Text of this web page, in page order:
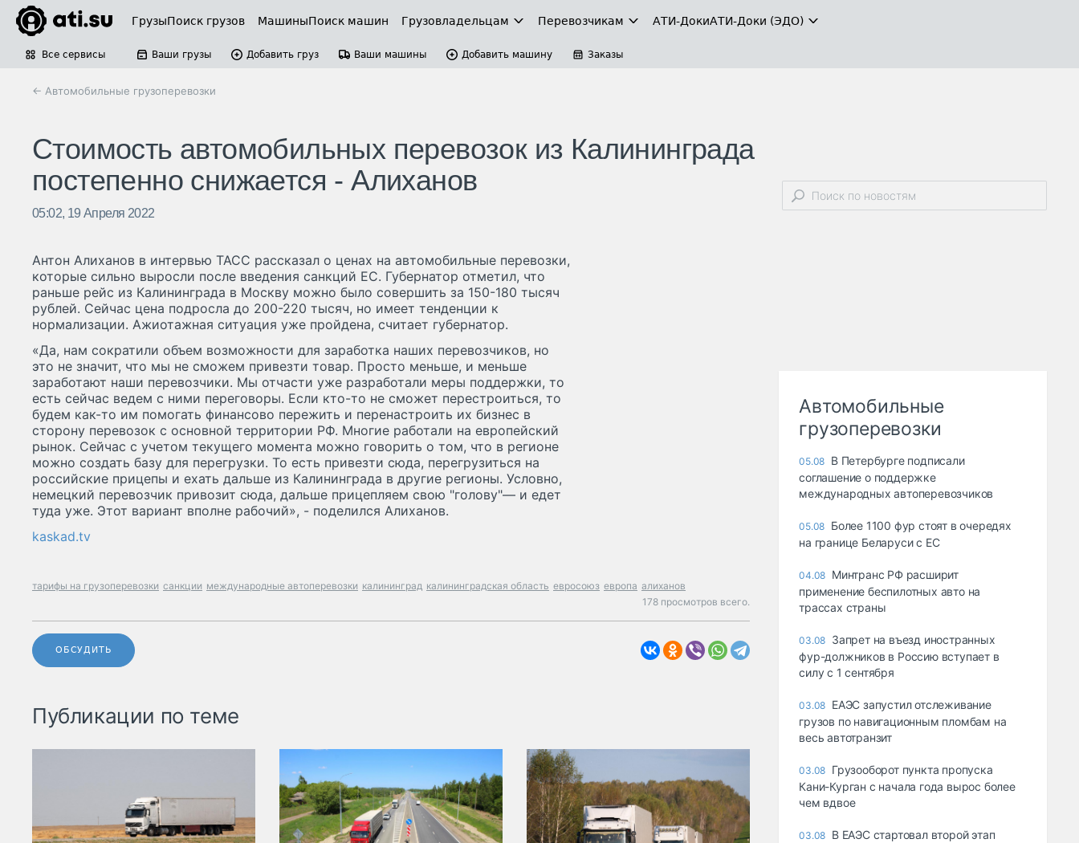
ГрузыПоиск грузов МашиныПоиск машин Грузовладельцам Перевозчикам АТИ-ДокиАТИ-Доки (ЭДО)
Все сервисы Ваши грузы Добавить груз Ваши машины Добавить машину Заказы
← Автомобильные грузоперевозки
Стоимость автомобильных перевозок из Калининграда
постепенно снижается - Алиханов
05:02, 19 Апреля 2022
Антон Алиханов в интервью ТАСС рассказал о ценах на автомобильные перевозки,
которые сильно выросли после введения санкций ЕС. Губернатор отметил, что
раньше рейс из Калининграда в Москву можно было совершить за 150-180 тысяч
рублей. Сейчас цена подросла до 200-220 тысяч, но имеет тенденции к
нормализации. Ажиотажная ситуация уже пройдена, считает губернатор.
«Да, нам сократили объем возможности для заработка наших перевозчиков, но
это не значит, что мы не сможем привезти товар. Просто меньше, и меньше
заработают наши перевозчики. Мы отчасти уже разработали меры поддержки, то
есть сейчас ведем с ними переговоры. Если кто-то не сможет перестроиться, то
будем как-то им помогать финансово пережить и перенастроить их бизнес в
сторону перевозок с основной территории РФ. Многие работали на европейский
рынок. Сейчас с учетом текущего момента можно говорить о том, что в регионе
можно создать базу для перегрузки. То есть привезти сюда, перегрузиться на
российские прицепы и ехать дальше из Калининграда в другие регионы. Условно,
немецкий перевозчик привозит сюда, дальше прицепляем свою "голову"— и едет
туда уже. Этот вариант вполне рабочий», - поделился Алиханов.
kaskad.tv
тарифы на грузоперевозки санкции международные автоперевозки калининград калининградская область евросоюз европа алиханов
178 просмотров всего.
ОБСУДИТЬ
Публикации по теме
Автомобильные
грузоперевозки
05.08 В Петербурге подписали
соглашение о поддержке
международных автоперевозчиков
05.08 Более 1100 фур стоят в очередях
на границе Беларуси с ЕС
04.08 Минтранс РФ расширит
применение беспилотных авто на
трассах страны
03.08 Запрет на въезд иностранных
фур-должников в Россию вступает в
силу с 1 сентября
03.08 ЕАЭС запустил отслеживание
грузов по навигационным пломбам на
весь автотранзит
03.08 Грузооборот пункта пропуска
Кани-Курган с начала года вырос более
чем вдвое
03.08 В ЕАЭС стартовал второй этап